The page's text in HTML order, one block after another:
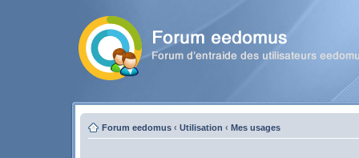
Forum eedomus ‹ Utilisation ‹ Mes usages